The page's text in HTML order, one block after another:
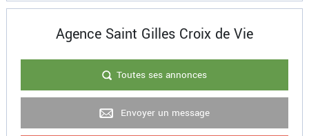
Agence Saint Gilles Croix de Vie
Toutes ses annonces
Envoyer un message